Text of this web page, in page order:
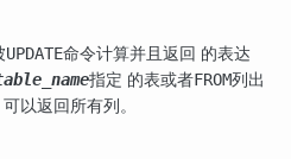
UPDATE命令计算并且返回 的表达
指定 的表或者FROM列出
可以返回所有列。